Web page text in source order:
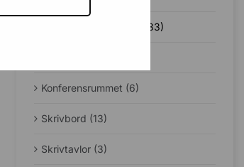
Ergonomi på kontoret (33)
Konferensrummet (6)
Skrivbord (13)
Skrivtavlor (3)